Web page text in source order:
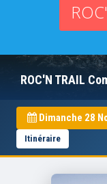
ROC'N TRAIL
Dimanche 28
Itinéraire